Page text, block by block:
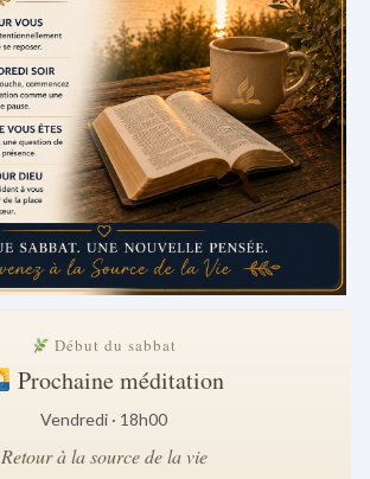
Début du sabbat
Prochaine méditation
Vendredi · 18h00
Retour à la source de la vie